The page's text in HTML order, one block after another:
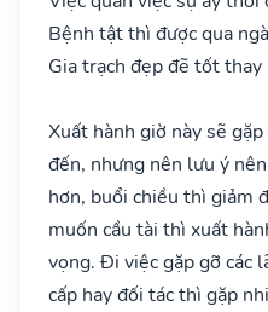
Bệnh tật thì được qua
Gia trạch đẹp đẽ tốt thay
Xuất hành giờ này sẽ
đến, nhưng nên lưu ý
hơn, buổi chiều thì giảm
muốn cầu tài thì xuất
vọng. Đi việc gặp gỡ các
cấp hay đối tác thì gặp